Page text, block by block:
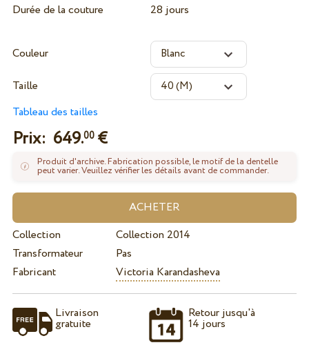
Durée de la couture
28 jours
Couleur
Taille
Tableau des tailles
Prix: 649.00€
Produit d'archive. Fabrication possible, le motif de la dentelle
peut varier. Veuillez vérifier les détails avant de commander.
Collection
Collection 2014
Transformateur
Pas
Fabricant
Victoria Karandasheva
Livraison
gratuite
Retour jusqu'à
14 jours